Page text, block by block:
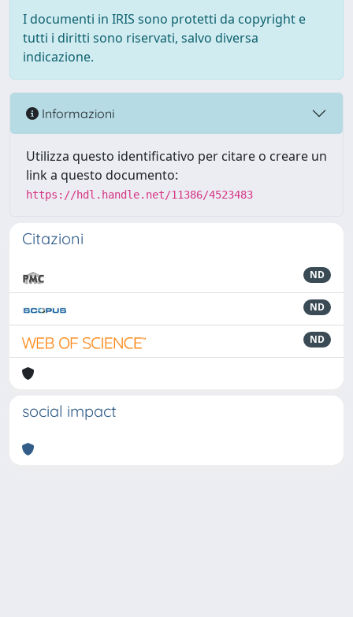
I documenti in IRIS sono protetti da copyright e
tutti i diritti sono riservati, salvo diversa
indicazione.
Informazioni
Utilizza questo identificativo per citare o creare un
link a questo documento:
https://hdl.handle.net/11386/4523483
Citazioni
ND
ND
ND
social impact